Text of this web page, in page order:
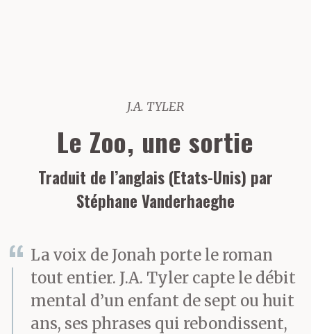
J.A. TYLER
Le Zoo, une sortie
Traduit de l’anglais (Etats-Unis) par
Stéphane Vanderhaeghe
La voix de Jonah porte le roman
tout entier. J.A. Tyler capte le débit
mental d’un enfant de sept ou huit
ans, ses phrases qui rebondissent,